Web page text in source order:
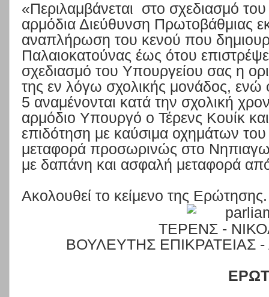
«Περιλαμβάνεται
στο σχεδιασμό
αρμόδια Διεύθυνση Πρωτοβάθμιας
αναπλήρωση του κενού που
Παλαιοκατούνας έως ότου
σχεδιασμό του Υπουργείου σας η
της εν λόγω σχολικής μονάδος, ενώ
5 αναμένονται κατά την σχολική
αρμόδιο Υπουργό ο Τέρενς Κουίκ
επιδότηση με καύσιμα οχημάτων
μεταφορά προσωρινώς στο
με δαπάνη και ασφαλή μεταφορά
Ακολουθεί το κείμενο της Ερώτησης.
ΤΕΡΕΝΣ -
ΒΟΥΛΕΥΤΗΣ ΕΠΙΚΡΑΤΕΙΑΣ